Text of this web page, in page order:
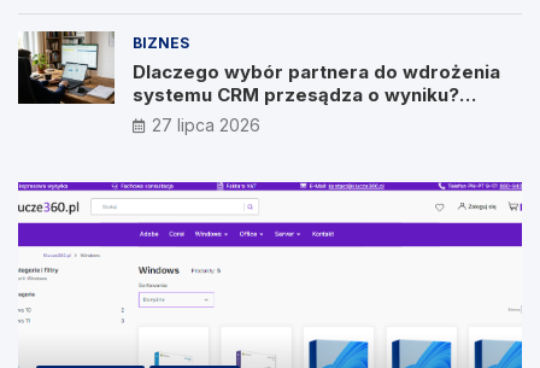
BIZNES
Dlaczego wybór partnera do wdrożenia
systemu CRM przesądza o wyniku?
Wywiad z Pawłem Prymakowskim, CEO IT
Vision
27 lipca 2026